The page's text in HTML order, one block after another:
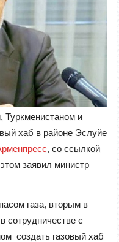
Туркменистаном и
хаб в районе Эслуйе
, со ссылкой
заявил министр
газа, вторым в
сотрудничестве с
создать газовый хаб